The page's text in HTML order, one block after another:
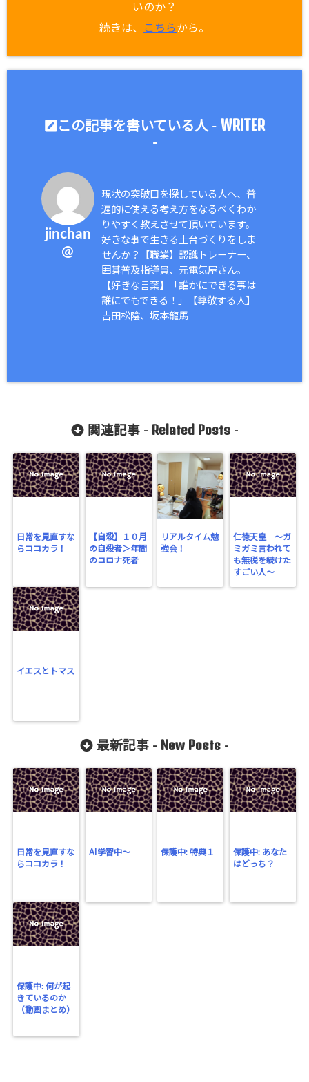
いのか？
続きは、
こちらから。
この記事を書いている人 - WRITER
-
jinchan
@
現状の突破口を探している人へ、普
遍的に使える考え方をなるべくわか
りやすく教えさせて頂いています。
好きな事で生きる土台づくりをしま
せんか？【職業】認識トレーナー、
囲碁普及指導員、元電気屋さん。
【好きな言葉】「誰かにできる事は
誰にでもできる！」【尊敬する人】
吉田松陰、坂本龍馬
関連記事 - Related Posts-
日常を見直すな
らココカラ！
【自殺】１０月
の自殺者＞年間
のコロナ死者
リアルタイム勉
強会！
仁徳天皇 〜ガ
ミガミ言われて
も無税を続けた
すごい人〜
イエスとトマス
最新記事 - New Posts -
日常を見直すな
らココカラ！
AI学習中〜 保護中: 特典１
保護中: あなた
はどっち？
保護中: 何が起
きているのか
（動画まとめ）